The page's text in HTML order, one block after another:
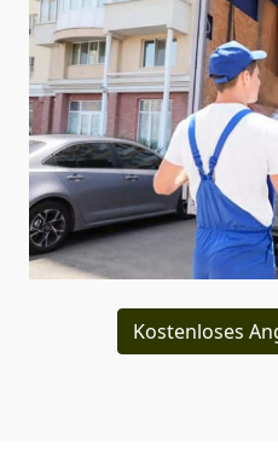
Kostenloses